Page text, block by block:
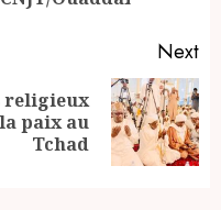
Next
religieux
paix au
Tchad